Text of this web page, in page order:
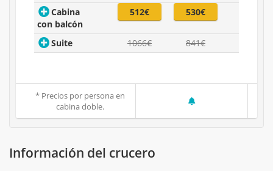
Cabina
con balcón
512€ 530€
Suite 1066€ 841€
* Precios por persona en
cabina doble.
Información del crucero